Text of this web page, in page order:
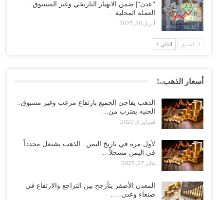
“عدن“| ضمن الانهيار التاريخي وغير المسبوق..
العملة المحلية…
أبريل 30, 2025
السابق التالي
أسعار الذهب..!
الذهب يفاجئ الجميع بارتفاع مرعب وغير مسبوق..
الجنيه يقترب من…
فبراير 3, 2025
لأول مرة في تاريخ اليمن.. الذهب يشتعل مجدداً
في اليمن مسجلاً…
يناير 27, 2025
المعدن الأصفر يتأرجح بين التراجع والارتفاع في
صنعاء وعدن..…